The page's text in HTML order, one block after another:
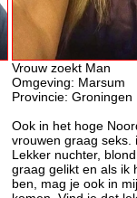
Vrouw zoekt Man
Omgeving: Marsum
Provincie: Groningen
Ook in het hoge
vrouwen graag seks.
Lekker nuchter,
graag gelikt en als ik
ben, mag je ook in